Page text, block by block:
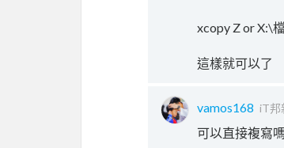
xcopy Z or X:\
這樣就可以了
vamos168 iT邦
可以直接複寫